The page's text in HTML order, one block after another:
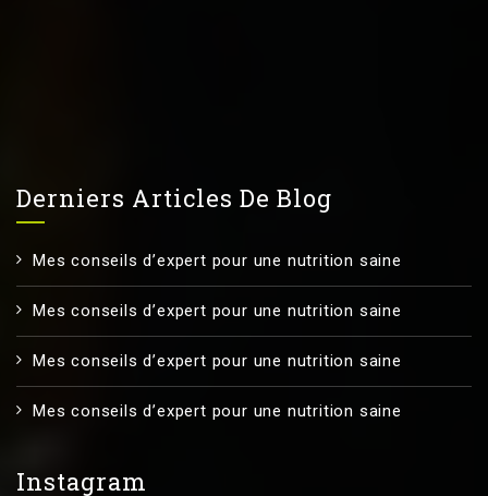
Derniers Articles De Blog
Mes conseils d’expert pour une nutrition saine
Mes conseils d’expert pour une nutrition saine
Mes conseils d’expert pour une nutrition saine
Mes conseils d’expert pour une nutrition saine
Instagram